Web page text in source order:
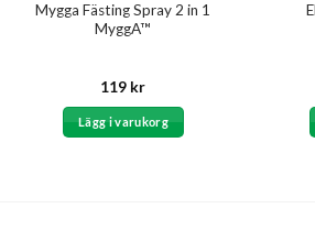
Mygga Fästing Spray 2 in 1
MyggA™
119 kr
Lägg i varukorg